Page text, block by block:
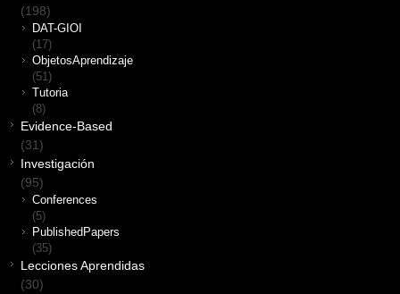
(198)
DAT-GIOI
(17)
ObjetosAprendizaje
(51)
Tutoria
(8)
Evidence-Based
(31)
Investigación
(95)
Conferences
(5)
PublishedPapers
(35)
Lecciones Aprendidas
(30)